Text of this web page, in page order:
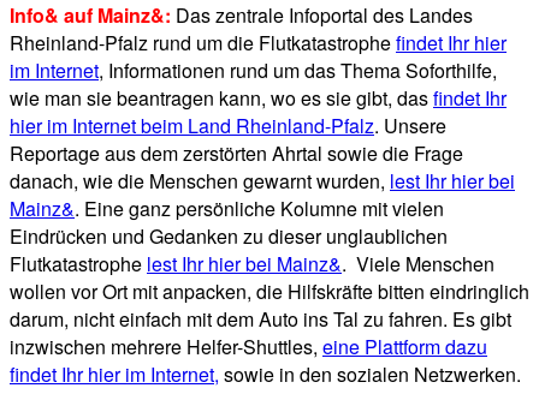
Info& auf Mainz&: Das zentrale Infoportal des Landes
Rheinland-Pfalz rund um die Flutkatastrophefindet Ihr hier
im Internet, Informationen rund um das Thema Soforthilfe,
wie man sie beantragen kann, wo es sie gibt, dasfindet Ihr
hier im Internet beim Land Rheinland-Pfalz. Unsere
Reportage aus dem zerstörten Ahrtal sowie die Frage
danach, wie die Menschen gewarnt wurden, lest Ihr hier bei
Mainz&. Eine ganz persönliche Kolumne mit vielen
Eindrücken und Gedanken zu dieser unglaublichen
Flutkatastrophe lest Ihr hier bei Mainz&. Viele Menschen
wollen vor Ort mit anpacken, die Hilfskräfte bitten eindringlich
darum, nicht einfach mit dem Auto ins Tal zu fahren. Es gibt
inzwischen mehrere Helfer-Shuttles, eine Plattform dazu
findet Ihr hier im Internet, sowie in den sozialen Netzwerken.